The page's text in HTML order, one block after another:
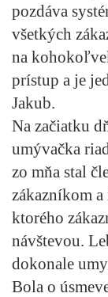
pozdáva
všetkých
na
prístup a je
Jakub.
Na začiatku
umývačka
zo mňa stal
zákazníkom
ktorého
návštevou.
dokonale
Bola o